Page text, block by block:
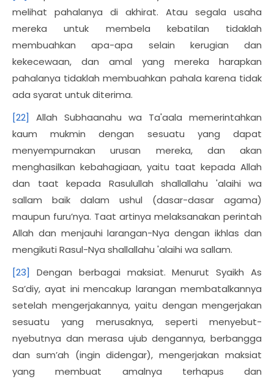
melihat pahalanya di akhirat. Atau segala usaha
mereka untuk membela kebatilan tidaklah
membuahkan apa-apa selain kerugian dan
kekecewaan, dan amal yang mereka harapkan
pahalanya tidaklah membuahkan pahala karena tidak
ada syarat untuk diterima.
[22]
Allah Subhaanahu wa Ta'aala memerintahkan
kaum mukmin dengan sesuatu yang dapat
menyempurnakan urusan mereka, dan akan
menghasilkan kebahagiaan, yaitu taat kepada Allah
dan taat kepada Rasulullah shallallahu 'alaihi wa
sallam baik dalam ushul (dasar-dasar agama)
maupun furu’nya. Taat artinya melaksanakan perintah
Allah dan menjauhi larangan-Nya dengan ikhlas dan
mengikuti Rasul-Nya shallallahu 'alaihi wa sallam.
[23]
Dengan berbagai maksiat. Menurut Syaikh As
Sa’diy, ayat ini mencakup larangan membatalkannya
setelah mengerjakannya, yaitu dengan mengerjakan
sesuatu yang merusaknya, seperti menyebut-
nyebutnya dan merasa ujub dengannya, berbangga
dan sum’ah (ingin didengar), mengerjakan maksiat
yang membuat amalnya terhapus dan